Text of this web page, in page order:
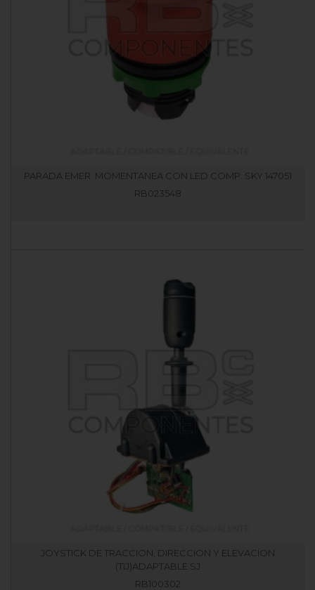
PARADA EMER. MOMENTANEA CON LED COMP. SKY 147051
RB023548
JOYSTICK DE TRACCION, DIRECCION Y ELEVACION
(TIJ)ADAPTABLE SJ
RB100302